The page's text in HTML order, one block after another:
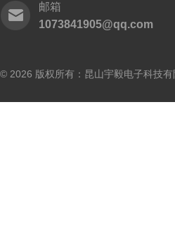
邮箱
1073841905@qq.com
© 2026 版权所有：昆山宇毅电子科技